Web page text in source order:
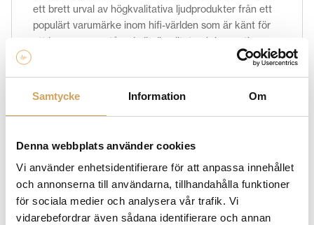
Samtycke Information Om
Denna webbplats använder cookies
Vi använder enhetsidentifierare för att anpassa innehållet
och annonserna till användarna, tillhandahålla funktioner
för sociala medier och analysera vår trafik. Vi
vidarebefordrar även sådana identifierare och annan
ett brett urval av högkvalitativa ljudprodukter från ett
populärt varumärke inom hifi-världen som är känt för
att leverera enastående ljudkvalitet och innovativ
design. I vår kategori hittar du allt från förstärkare och
erbjuder också produkter för att hålla din spelare ren,
så som dammskydd och skivtvätt, samt tillbehör som
Utforska vårt sortiment av Pro-Ject produkter och låt
oss hjälpa dig att ta din musikupplevelse till nästa nivå.